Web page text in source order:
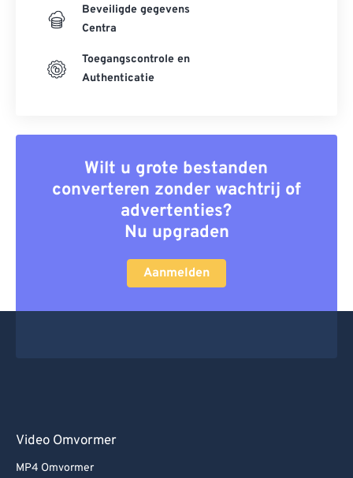
Beveiligde gegevens
Centra
Toegangscontrole en
Authenticatie
Wilt u grote bestanden
converteren zonder wachtrij of
advertenties?
Nu upgraden
Aanmelden
Video Omvormer
MP4 Omvormer